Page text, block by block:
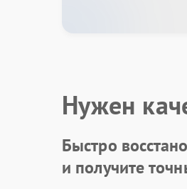
Нужен
Быстро
и получите